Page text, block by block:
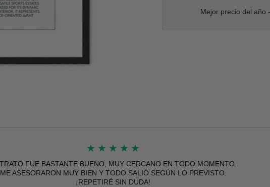
Mejor precio del año
★ ★ ★ ★ ★
FUE BASTANTE BUENO, MUY CERCANO EN TODO MOMENTO.
ME ASESORARON MUY BIEN Y TODO SALIÓ SEGÚN LO PREVISTO.
¡REPETIRÉ SIN DUDA!